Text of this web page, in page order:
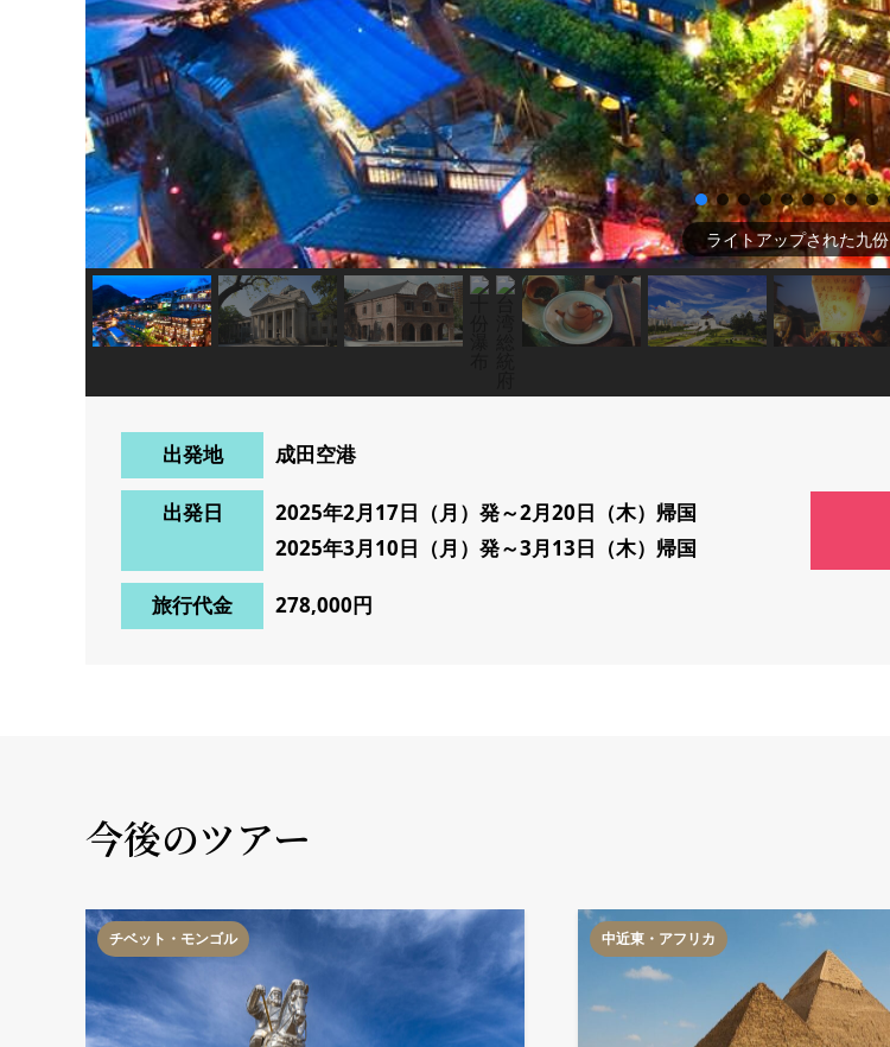
ライトアップされた九份
出発地 成田空港
出発日
2025年2月17日（月）発～2月20日（木）帰国
2025年3月10日（月）発～3月13日（木）帰国
旅行代金 278,000円
今後のツアー
チベット・モンゴル 中近東・アフリカ